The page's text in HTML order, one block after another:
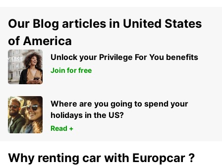
Our Blog articles in United States
of America
Unlock your Privilege For You benefits
Join for free
Where are you going to spend your
holidays in the US?
Read +
Why renting car with Europcar ?